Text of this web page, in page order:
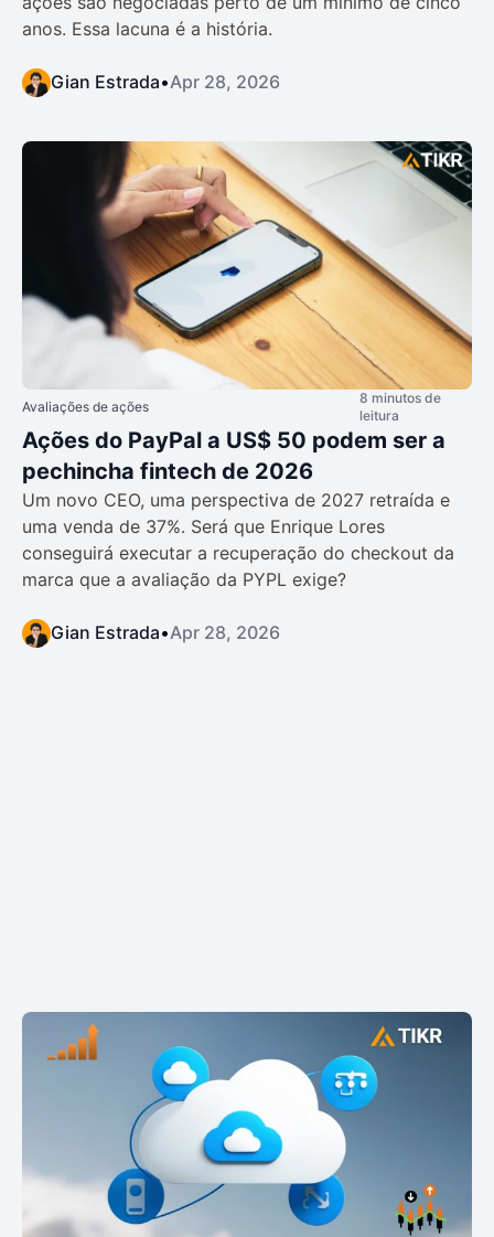
anos. Essa lacuna é a história.
Gian Estrada•Apr 28, 2026
Avaliações de ações
8 minutos de
leitura
Ações do PayPal a US$ 50 podem ser a
pechincha fintech de 2026
Um novo CEO, uma perspectiva de 2027 retraída e
uma venda de 37%. Será que Enrique Lores
conseguirá executar a recuperação do checkout da
marca que a avaliação da PYPL exige?
Gian Estrada•Apr 28, 2026